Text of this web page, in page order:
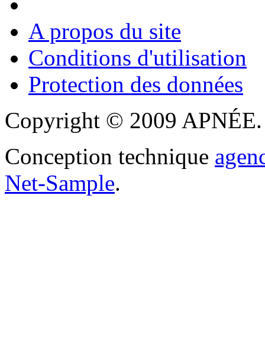
A propos du site
Conditions d'utilisation
Protection des données
Copyright © 2009 APNÉE.
Conception technique
Net-Sample.